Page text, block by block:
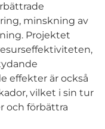
minskning av
Projektet
effekter är också
vilket i sin tur
och förbättra